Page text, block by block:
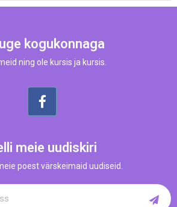
kogukonnaga
ning ole kursis ja kursis.
meie uudiskiri
poest värskeimaid uudiseid.